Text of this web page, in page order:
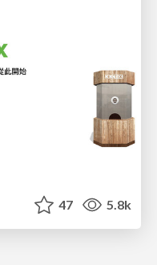
47 5.8k